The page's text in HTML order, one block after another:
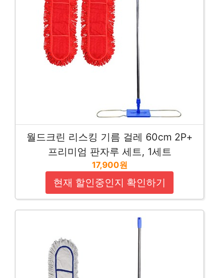
월드크린 리스킹 기름 걸레 60cm 2P+
프리미엄 판자루 세트, 1세트
17,900원
현재 할인중인지 확인하기